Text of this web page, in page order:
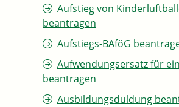
Aufstieg von
beantragen
Aufstiegs-BAföG
Aufwendungsersatz für
beantragen
Ausbildungsduldung